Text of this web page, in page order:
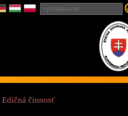
Edičná činnosť